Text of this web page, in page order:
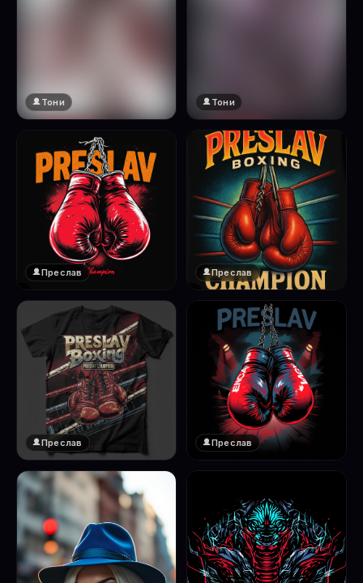
Натисни за преглед
Тони
🔞 18+
Натисни за преглед
Тони
❤️
1
Преслав
❤️
Преслав
Преслав Преслав